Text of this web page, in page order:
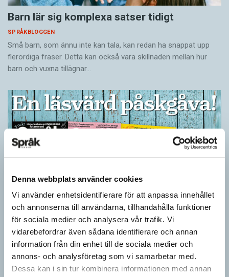
Denna webbplats använder cookies
Vi använder enhetsidentifierare för att anpassa innehållet
och annonserna till användarna, tillhandahålla funktioner
för sociala medier och analysera vår trafik. Vi
vidarebefordrar även sådana identifierare och annan
information från din enhet till de sociala medier och
annons- och analysföretag som vi samarbetar med.
Dessa kan i sin tur kombinera informationen med annan
Barn lär sig komplexa satser tidigt
SPRÅKBLOGGEN
Små barn, som ännu inte kan tala, kan redan ha snappat upp
flerordiga fraser. Detta kan också vara skillnaden mellan hur
barn och vuxna tillägnar…
Ge bort Språktidningen till påsk!
SPRÅKBLOGGEN
Inför påsken har vi ett riktigt fint erbjudande. Just nu kan du ge
bort 3 nummer av Språktidningen för bara 99 kronor! Du kan
också…